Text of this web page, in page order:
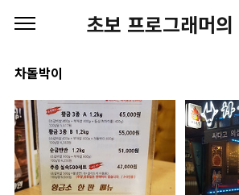
초보 프로그래머
차돌박이